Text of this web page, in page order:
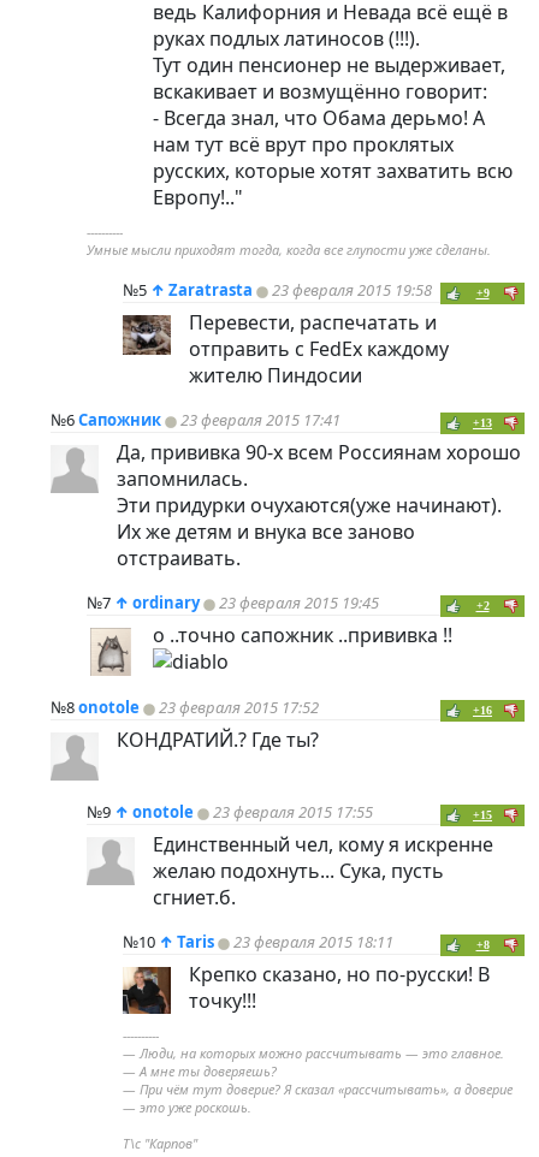
ведь Калифорния и Невада всё ещё в
руках подлых латиносов (!!!).
Тут один пенсионер не выдерживает,
вскакивает и возмущённо говорит:
- Всегда знал, что Обама дерьмо! А
нам тут всё врут про проклятых
русских, которые хотят захватить всю
Европу!.."
----------
Умные мысли приходят тогда, когда все глупости уже сделаны.
№5 ↑ Zaratrasta 23 февраля 2015 19:58 +9
Перевести, распечатать и
отправить с FedEx каждому
жителю Пиндосии
№6Сапожник 23 февраля 2015 17:41 +13
Да, прививка 90-х всем Россиянам хорошо
запомнилась.
Эти придурки очухаются(уже начинают).
Их же детям и внука все заново
отстраивать.
№7 ↑ ordinary 23 февраля 2015 19:45 +2
о ..точно сапожник ..прививка !!
№8onotole 23 февраля 2015 17:52 +16
КОНДРАТИЙ.? Где ты?
№9 ↑ onotole 23 февраля 2015 17:55 +15
Единственный чел, кому я искренне
желаю подохнуть... Сука, пусть
сгниет.б.
№10 ↑ Taris 23 февраля 2015 18:11 +8
Крепко сказано, но по-русски! В
точку!!!
----------
— Люди, на которых можно рассчитывать — это главное.
— А мне ты доверяешь?
— При чём тут доверие? Я сказал «рассчитывать», а доверие
— это уже роскошь.
Т\с "Карпов"